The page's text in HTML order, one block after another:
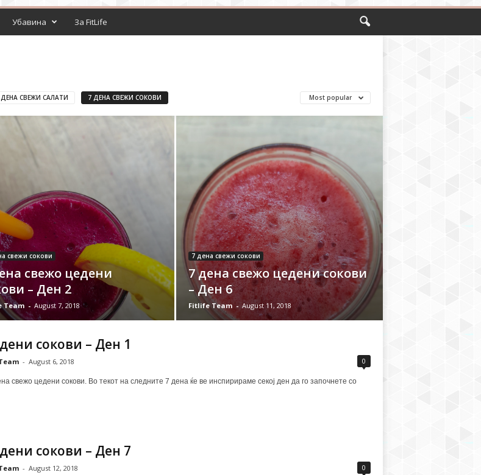
Убавина За FitLife
ДЕНА СВЕЖИ САЛАТИ 7 ДЕНА СВЕЖИ СОКОВИ Most popular
свежи сокови
свежо цедени
– Ден 2
Team - August 7, 2018
7 дена свежи сокови
7 дена свежо цедени сокови
– Ден 6
Fitlife Team - August 11, 2018
сокови – Ден 1
- August 6, 2018 0
свежо цедени сокови. Во текот на следните 7 дена ќе ве инспирираме секој ден да го започнете со
сокови – Ден 7
- August 12, 2018 0